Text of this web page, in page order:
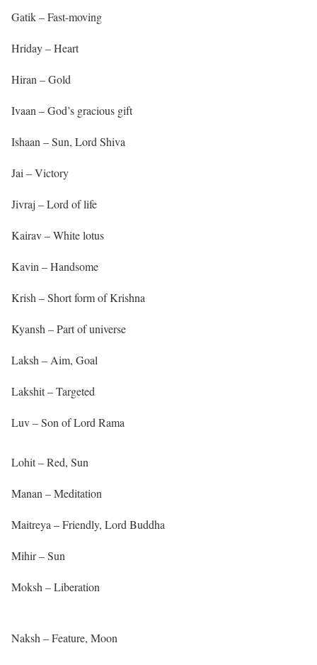
Gatik – Fast-moving
Hriday – Heart
Hiran – Gold
Ivaan – God’s gracious gift
Ishaan – Sun, Lord Shiva
Jai – Victory
Jivraj – Lord of life
Kairav – White lotus
Kavin – Handsome
Krish – Short form of Krishna
Kyansh – Part of universe
Laksh – Aim, Goal
Lakshit – Targeted
Luv – Son of Lord Rama
Lohit – Red, Sun
Manan – Meditation
Maitreya – Friendly, Lord Buddha
Mihir – Sun
Moksh – Liberation
Naksh – Feature, Moon